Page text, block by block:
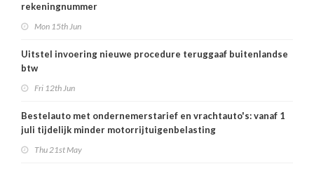
rekeningnummer
Mon 15th Jun
Uitstel invoering nieuwe procedure teruggaaf buitenlandse
btw
Fri 12th Jun
Bestelauto met ondernemerstarief en vrachtauto's: vanaf 1
juli tijdelijk minder motorrijtuigenbelasting
Thu 21st May